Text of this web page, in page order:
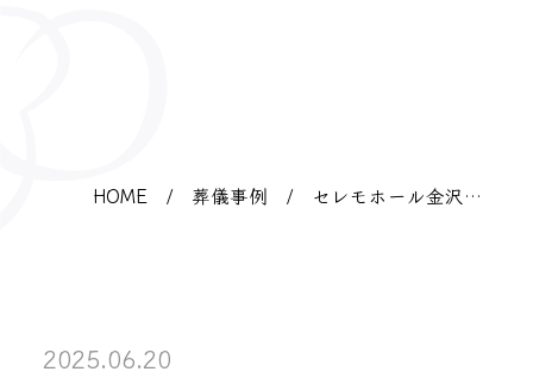
HOME / 葬儀事例 / セレモホール金沢文
庫での家族葬
2025.06.20